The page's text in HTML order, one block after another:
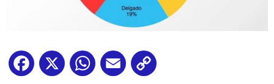
Facebook
X WhatsApp
Email